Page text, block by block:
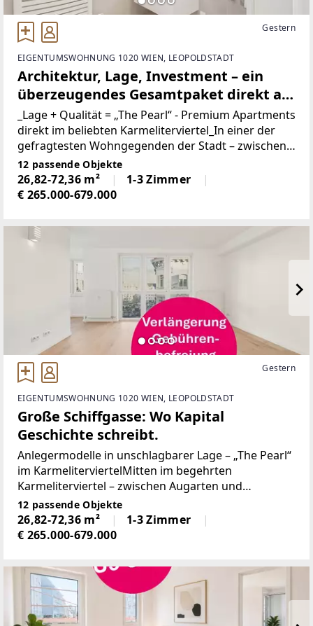
Gestern
EIGENTUMSWOHNUNG 1020 WIEN, LEOPOLDSTADT
Architektur, Lage, Investment – ein
überzeugendes Gesamtpaket direkt am
Karmelitermarkt
_Lage + Qualität = „The Pearl“ - Premium Apartments
direkt im beliebten Karmeliterviertel_In einer der
gefragtesten Wohngegenden der Stadt – zwischen
Augarten und Donaukanal gelegen – erwartet Sie
ein Neubauprojekt, das zeitgemäßen Wohnkomfort,
12 passende Objekte
26,82-72,36 m²
1-3 Zimmer
€ 265.000-679.000
Gestern
EIGENTUMSWOHNUNG 1020 WIEN, LEOPOLDSTADT
Große Schiffgasse: Wo Kapital
Geschichte schreibt.
Anlegermodelle in unschlagbarer Lage – „The Pearl“
im KarmeliterviertelMitten im begehrten
Karmeliterviertel – zwischen Augarten und
Donaukanal – entsteht mit „The Pearl“ eine
außergewöhnliche Investmentchance für Anleger,
die gezielt in Wohnimmobilien
12 passende Objekte
26,82-72,36 m²
1-3 Zimmer
€ 265.000-679.000